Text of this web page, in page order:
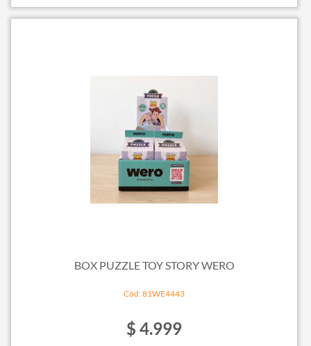
BOX PUZZLE TOY STORY WERO
Cód: 81WE4443
$ 4.999